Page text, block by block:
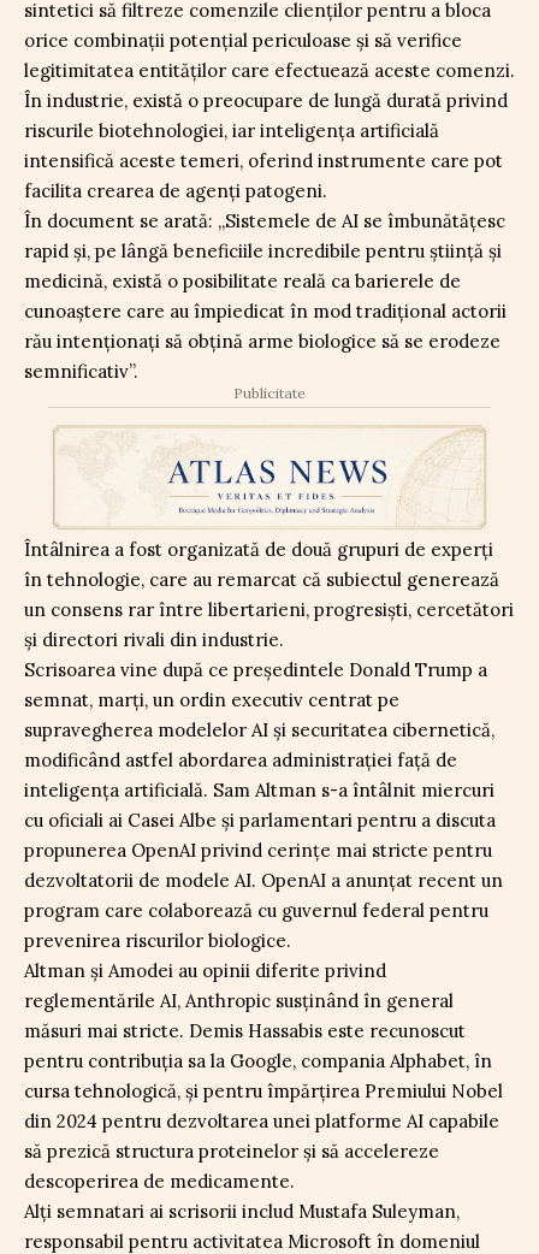
sintetici să filtreze comenzile clienților pentru a bloca
orice combinații potențial periculoase și să verifice
legitimitatea entităților care efectuează aceste comenzi.
În industrie, există o preocupare de lungă durată privind
riscurile biotehnologiei, iar inteligența artificială
intensifică aceste temeri, oferind instrumente care pot
facilita crearea de agenți patogeni.
În document se arată: „Sistemele de AI se îmbunătățesc
rapid și, pe lângă beneficiile incredibile pentru știință și
medicină, există o posibilitate reală ca barierele de
cunoaștere care au împiedicat în mod tradițional actorii
rău intenționați să obțină arme biologice să se erodeze
semnificativ”.
Publicitate
Întâlnirea a fost organizată de două grupuri de experți
în tehnologie, care au remarcat că subiectul generează
un consens rar între libertarieni, progresiști, cercetători
și directori rivali din industrie.
Scrisoarea vine după ce președintele Donald Trump a
semnat, marți, un ordin executiv centrat pe
supravegherea modelelor AI și securitatea cibernetică,
modificând astfel abordarea administrației față de
inteligența artificială. Sam Altman s-a întâlnit miercuri
cu oficiali ai Casei Albe și parlamentari pentru a discuta
propunerea OpenAI privind cerințe mai stricte pentru
dezvoltatorii de modele AI. OpenAI a anunțat recent un
program care colaborează cu guvernul federal pentru
prevenirea riscurilor biologice.
Altman și Amodei au opinii diferite privind
reglementările AI, Anthropic susținând în general
măsuri mai stricte. Demis Hassabis este recunoscut
pentru contribuția sa la Google, compania Alphabet, în
cursa tehnologică, și pentru împărțirea Premiului Nobel
din 2024 pentru dezvoltarea unei platforme AI capabile
să prezică structura proteinelor și să accelereze
descoperirea de medicamente.
Alți semnatari ai scrisorii includ Mustafa Suleyman,
responsabil pentru activitatea Microsoft în domeniul